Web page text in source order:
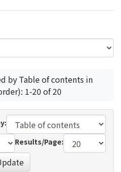
by Table of contents in
1-20 of 20
Results/Page: